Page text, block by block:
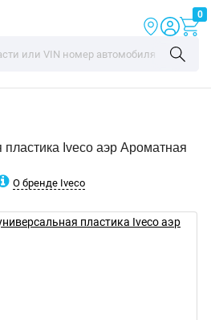
0
Iveco аэр Ароматная
О бренде Iveco